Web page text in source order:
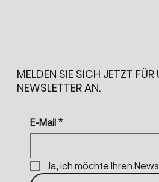
MELDEN SIE SICH JETZT FÜR
NEWSLETTER AN.
E-Mail *
Ja, ich möchte Ihren